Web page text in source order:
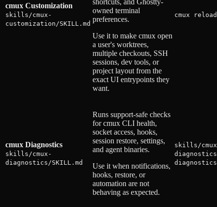
cmux Customization
skills/cmux-
customization/SKILL.md
shortcuts, and Ghostty-
owned terminal
preferences.
Use it to make cmux open
a user's worktrees,
multiple checkouts, SSH
sessions, dev tools, or
project layout from the
exact UI entrypoints they
want.
cmux
cmux Diagnostics
skills/cmux-
diagnostics/SKILL.md
Runs support-safe checks
for cmux CLI health,
socket access, hooks,
session restore, settings,
and agent binaries.
Use it when notifications,
hooks, restore, or
automation are not
behaving as expected.
skills/
diagnostics